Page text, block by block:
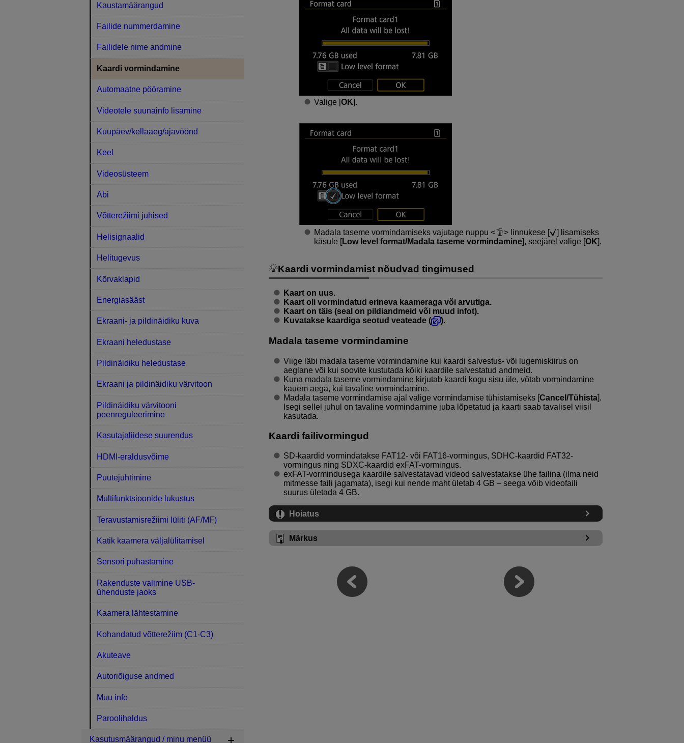
Valige [OK].
Madala taseme vormindamiseks vajutage nuppu linnukese [
] lisamiseks
käsule [Low level format/Madala taseme vormindamine], seejärel valige [OK].
Kaardi vormindamist nõudvad tingimused
Kaart on uus.
Kaart oli vormindatud erineva kaameraga või arvutiga.
Kaart on täis (seal on pildiandmeid või muud infot).
Kuvatakse kaardiga seotud veateade (
).
Madala taseme vormindamine
Viige läbi madala taseme vormindamine kui kaardi salvestus- või lugemiskiirus on
aeglane või kui soovite kustutada kõiki kaardile salvestatud andmeid.
Kuna madala taseme vormindamine kirjutab kaardi kogu sisu üle, võtab vormindamine
kauem aega, kui tavaline vormindamine.
Madala taseme vormindamise ajal valige vormindamise tühistamiseks [Cancel/Tühista].
Isegi sellel juhul on tavaline vormindamine juba lõpetatud ja kaarti saab tavalisel viisil
kasutada.
Kaardi failivormingud
SD-kaardid vormindatakse FAT12- või FAT16-vormingus, SDHC-kaardid FAT32-
vormingus ning SDXC-kaardid exFAT-vormingus.
exFAT-vormindusega kaardile salvestatavad videod salvestatakse ühe failina (ilma neid
mitmesse faili jagamata), isegi kui nende maht ületab 4 GB – seega võib videofaili
suurus ületada 4 GB.
Hoiatus
Märkus
Kaustamäärangud
Failide nummerdamine
Failidele nime andmine
Kaardi vormindamine
Automaatne pööramine
Videotele suunainfo lisamine
Kuupäev/kellaaeg/ajavöönd
Keel
Videosüsteem
Abi
Võtterežiimi juhised
Helisignaalid
Helitugevus
Kõrvaklapid
Energiasääst
Ekraani- ja pildinäidiku kuva
Ekraani heledustase
Pildinäidiku heledustase
Ekraani ja pildinäidiku värvitoon
Pildinäidiku värvitooni
peenreguleerimine
Kasutajaliidese suurendus
HDMI-eraldusvõime
Puutejuhtimine
Multifunktsioonide lukustus
Teravustamisrežiimi lüliti (AF/MF)
Katik kaamera väljalülitamisel
Sensori puhastamine
Rakenduste valimine USB-
ühenduste jaoks
Kaamera lähtestamine
Kohandatud võtterežiim (C1-C3)
Akuteave
Autoriõiguse andmed
Muu info
Paroolihaldus
Kasutusmäärangud / minu menüü